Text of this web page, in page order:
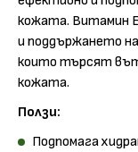
кожата. Витамин
и поддържането
които търсят
кожата.
Ползи:
Подпомага